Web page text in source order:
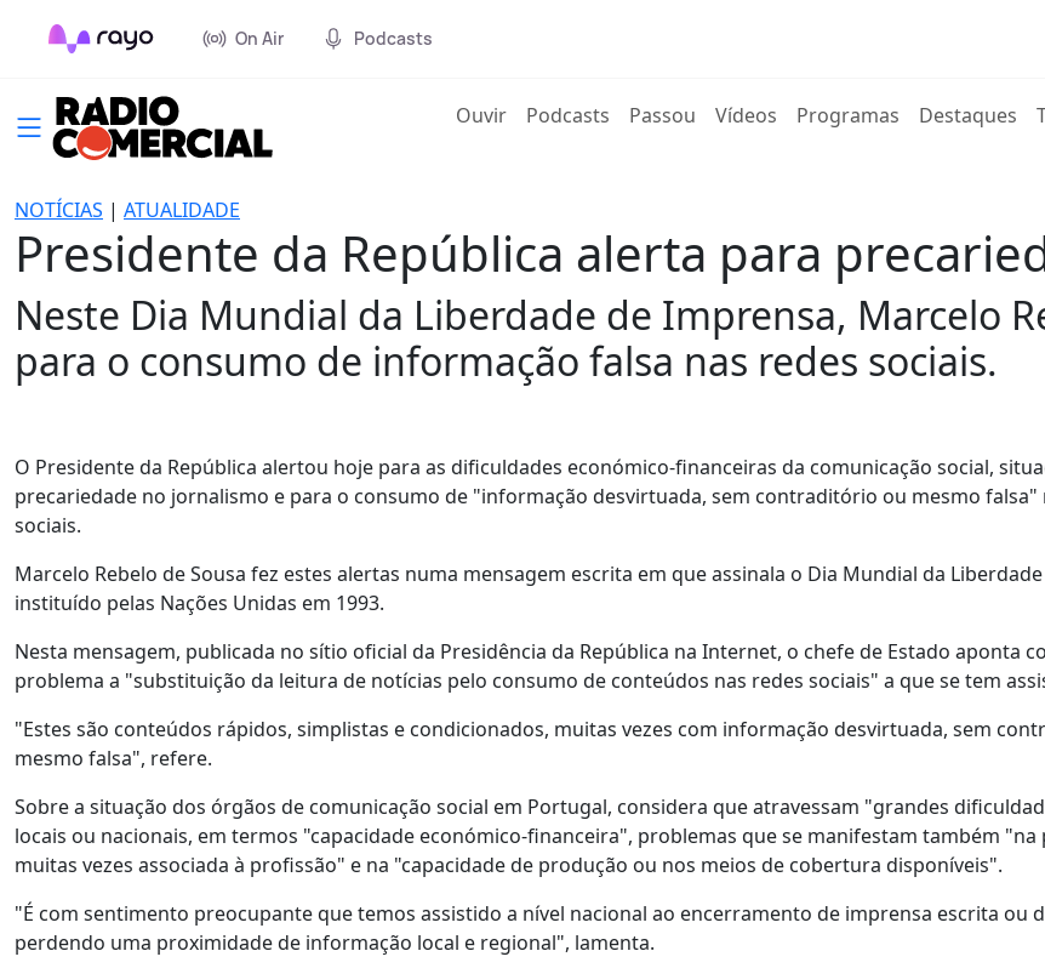
On Air Podcasts
Ouvir(current)
Podcasts Passou Vídeos Programas Destaques
NOTÍCIAS | ATUALIDADE
Presidente da República alerta para
Neste Dia Mundial da Liberdade de Imprensa, Marcelo
para o consumo de informação falsa nas redes sociais.
O Presidente da República alertou hoje para as dificuldades económico-financeiras da comunicação social,
precariedade no jornalismo e para o consumo de "informação desvirtuada, sem contraditório ou mesmo falsa"
sociais.
Marcelo Rebelo de Sousa fez estes alertas numa mensagem escrita em que assinala o Dia Mundial da
instituído pelas Nações Unidas em 1993.
Nesta mensagem, publicada no sítio oficial da Presidência da República na Internet, o chefe de Estado aponta
problema a "substituição da leitura de notícias pelo consumo de conteúdos nas redes sociais" a que se tem
"Estes são conteúdos rápidos, simplistas e condicionados, muitas vezes com informação desvirtuada, sem
mesmo falsa", refere.
Sobre a situação dos órgãos de comunicação social em Portugal, considera que atravessam "grandes
locais ou nacionais, em termos "capacidade económico-financeira", problemas que se manifestam também "na
muitas vezes associada à profissão" e na "capacidade de produção ou nos meios de cobertura disponíveis".
"É com sentimento preocupante que temos assistido a nível nacional ao encerramento de imprensa escrita ou
perdendo uma proximidade de informação local e regional", lamenta.